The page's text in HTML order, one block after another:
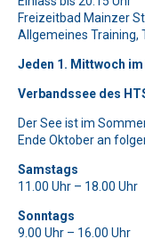
Bitte beweise, dass
Flugzeug.
Freizeitbad Mainzer
Allgemeines Training,
Jeden 1. Mittwoch
Verbandssee des
Der See ist im
Ende Oktober an
Samstags
11.00 Uhr – 18.00 Uhr
Sonntags
9.00 Uhr – 16.00 Uhr